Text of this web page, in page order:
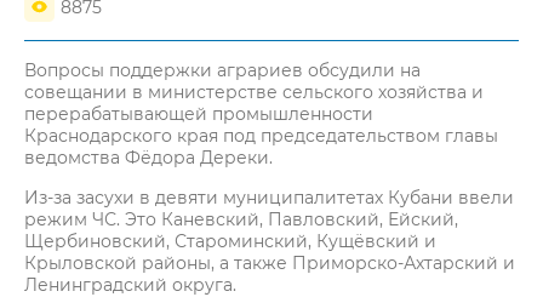
8875
Вопросы поддержки аграриев обсудили на
совещании в министерстве сельского хозяйства и
перерабатывающей промышленности
Краснодарского края под председательством главы
ведомства Фёдора Дереки.
Из-за засухи в девяти муниципалитетах Кубани ввели
режим ЧС. Это Каневский, Павловский, Ейский,
Щербиновский, Староминский, Кущёвский и
Крыловской районы, а также Приморско-Ахтарский и
Ленинградский округа.